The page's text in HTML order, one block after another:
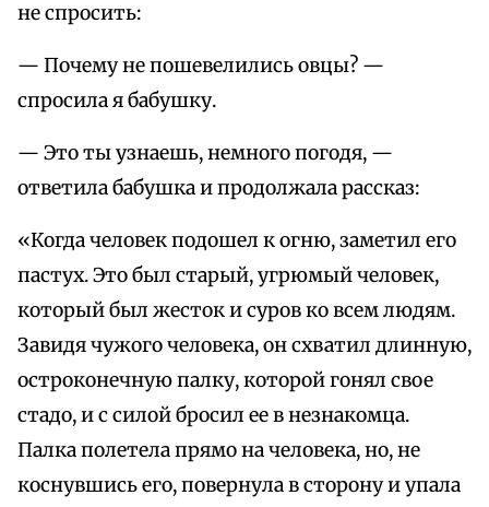
не спросить:
— Почему не пошевелились овцы? —
спросила я бабушку.
— Это ты узнаешь, немного погодя, —
ответила бабушка и продолжала рассказ:
«Когда человек подошел к огню, заметил его
пастух. Это был старый, угрюмый человек,
который был жесток и суров ко всем людям.
Завидя чужого человека, он схватил длинную,
остроконечную палку, которой гонял свое
стадо, и с силой бросил ее в незнакомца.
Палка полетела прямо на человека, но, не
коснувшись его, повернула в сторону и упала